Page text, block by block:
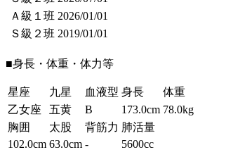
Ａ級１班 2026/01/01
Ｓ級２班 2019/01/01
■身長・体重・体力等
星座 九星 血液型 身長
体重
乙女座
五黄 B 173.0cm 78.0kg
胸囲
太股 背筋力 肺活量
102.0cm 63.0cm - 5600cc